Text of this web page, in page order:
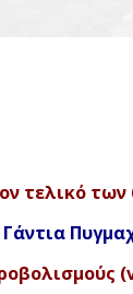
τελικό των